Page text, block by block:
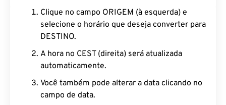
Clique no campo ORIGEM (à esquerda) e
selecione o horário que deseja converter para
DESTINO.
A hora no CEST (direita) será atualizada
automaticamente.
Você também pode alterar a data clicando no
campo de data.